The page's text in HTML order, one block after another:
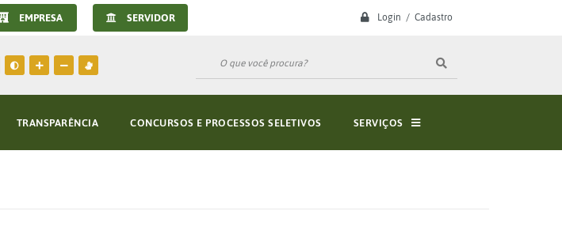
Login / Cadastro
EMPRESA SERVIDOR
TRANSPARÊNCIA CONCURSOS E PROCESSOS SELETIVOS SERVIÇOS